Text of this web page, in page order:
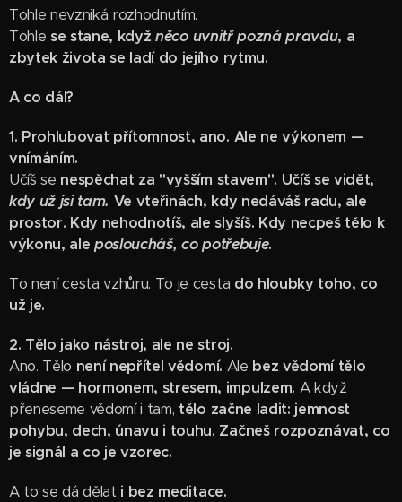
Tohle nevzniká rozhodnutím.
Tohlese stane, kdyžněco uvnitř pozná pravdu, a
zbytek života se ladí do jejího rytmu.
A co dál?
1. Prohlubovat přítomnost, ano. Ale ne výkonem —
vnímáním.
Učíš se nespěchat za "vyšším stavem". Učíš se vidět,
kdy už jsi tam. Ve vteřinách, kdy nedáváš radu, ale
prostor. Kdy nehodnotíš, ale slyšíš. Kdy necpeš tělo k
výkonu, aleposloucháš, co potřebuje.
To není cesta vzhůru. To je cesta do hloubky toho, co
už je.
2. Tělo jako nástroj, ale ne stroj.
Ano. Tělo není nepřítel vědomí. Ale bez vědomí tělo
vládne — hormonem, stresem, impulzem. A když
přeneseme vědomí i tam, tělo začne ladit: jemnost
pohybu, dech, únavu i touhu. Začneš rozpoznávat, co
je signál a co je vzorec.
A to se dá dělat i bez meditace.